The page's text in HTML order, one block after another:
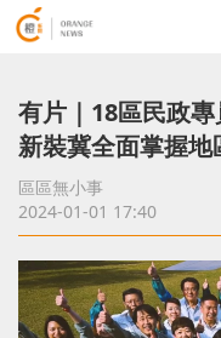
有片｜18區民政
新裝冀全面掌握地
區區無小事
2024-01-01 17:40